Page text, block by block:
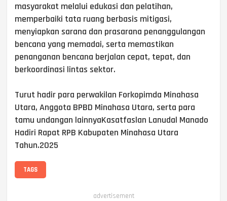
masyarakat melalui edukasi dan pelatihan,
memperbaiki tata ruang berbasis mitigasi,
menyiapkan sarana dan prasarana penanggulangan
bencana yang memadai, serta memastikan
penanganan bencana berjalan cepat, tepat, dan
berkoordinasi lintas sektor.
Turut hadir para perwakilan Forkopimda Minahasa
Utara, Anggota BPBD Minahasa Utara, serta para
tamu undangan lainnyaKasatfaslan Lanudal Manado
Hadiri Rapat RPB Kabupaten Minahasa Utara
Tahun.2025
TAGS
advertisement